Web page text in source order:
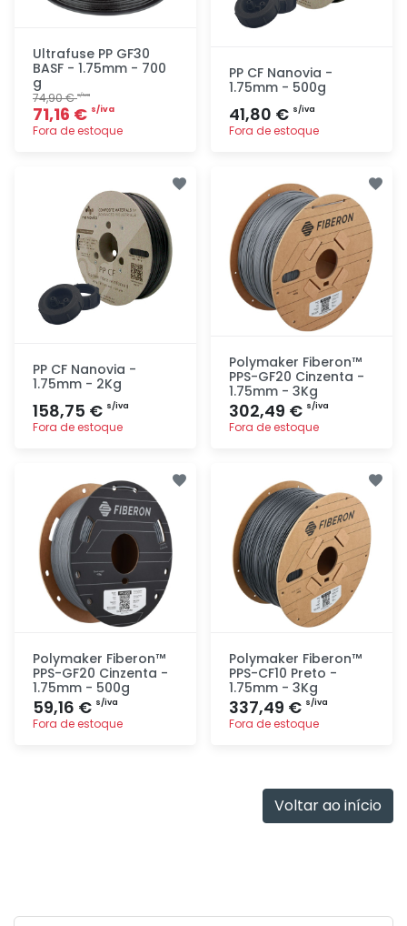
Ultrafuse PP GF30
BASF - 1.75mm - 700
g
74,90 €s/iva
71,16 € s/iva
Fora de estoque
rapidamente
PP CF Nanovia -
1.75mm - 500g
41,80 € s/iva
Fora de estoque
rapidamente
PP CF Nanovia -
1.75mm - 2Kg
158,75 € s/iva
Fora de estoque
rapidamente
Polymaker Fiberon™
PPS-GF20 Cinzenta -
1.75mm - 3Kg
302,49 € s/iva
Fora de estoque
rapidamente
Polymaker Fiberon™
PPS-GF20 Cinzenta -
1.75mm - 500g
59,16 € s/iva
Fora de estoque
Polymaker Fiberon™
PPS-CF10 Preto -
1.75mm - 3Kg
337,49 € s/iva
Fora de estoque
Voltar ao início